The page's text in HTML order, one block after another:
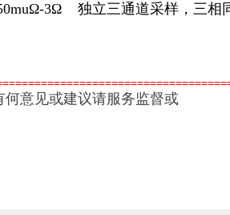
3Ω 独立三通道采样，三相
意见或建议请服务监督或